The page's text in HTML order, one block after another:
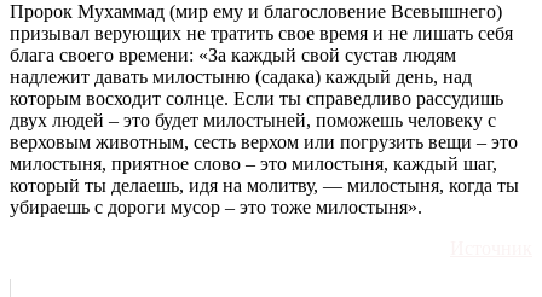
Пророк Мухаммад (мир ему и благословение Всевышнего)
призывал верующих не тратить свое время и не лишать себя
блага своего времени: «За каждый свой сустав людям
надлежит давать милостыню (садака) каждый день, над
которым восходит солнце. Если ты справедливо рассудишь
двух людей – это будет милостыней, поможешь человеку с
верховым животным, сесть верхом или погрузить вещи – это
милостыня, приятное слово – это милостыня, каждый шаг,
который ты делаешь, идя на молитву, — милостыня, когда ты
убираешь с дороги мусор – это тоже милостыня».